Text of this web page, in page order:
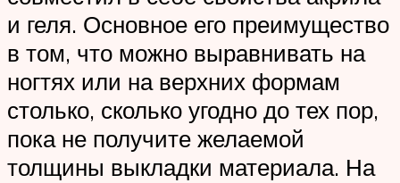
и геля. Основное его преимущество
в том, что можно выравнивать на
ногтях или на верхних формам
столько, сколько угодно до тех пор,
пока не получите желаемой
толщины выкладки материала. На